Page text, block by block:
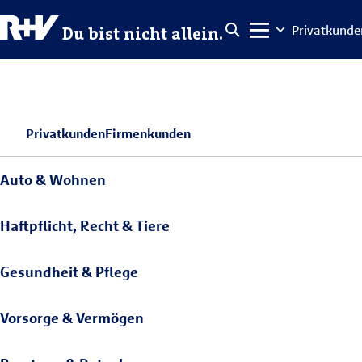
Du bist nicht allein.
PrivatkundenFirmenkunden
Auto & Wohnen
Haftpflicht, Recht & Tiere
Gesundheit & Pflege
Vorsorge & Vermögen